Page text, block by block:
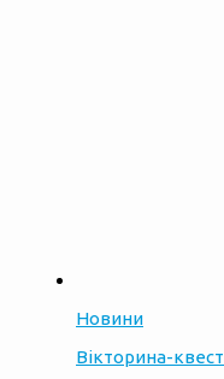
Новини
Вікторина-квест